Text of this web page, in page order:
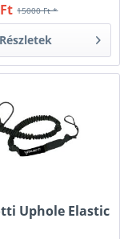
15000 Ft *
Részletek
Uphole Elastic